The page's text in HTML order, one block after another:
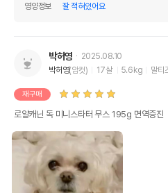
영양정보
잘 적혀있어요
박허영
2025.08.10
박허영(암컷) 17살 5.6kg 말티
재구매
로얄캐닌 독 미니스타터 무스 195g 면역증진